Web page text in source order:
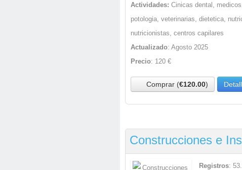
Actividades: Cinicas dental,
potologia, veterinarias, dietetica,
nutricionistas, centros capilares
Actualizado: Agosto 2025
Precio: 120 €
Comprar (€120.00)
Construcciones e
Registros: